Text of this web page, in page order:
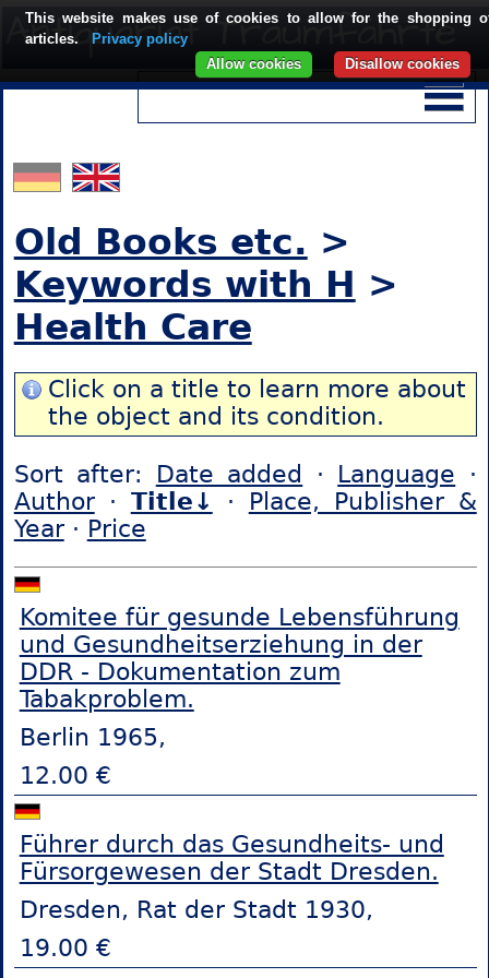
Old Books etc. >
Keywords with H >
Health Care
Click on a title to learn more about
the object and its condition.
Sort after: Date added · Language ·
Author· Title↓ · Place, Publisher &
Year· Price
Komitee für gesunde Lebensführung
und Gesundheitserziehung in der
DDR - Dokumentation zum
Tabakproblem.
Berlin 1965,
12.00 €
Führer durch das Gesundheits- und
Fürsorgewesen der Stadt Dresden.
Dresden, Rat der Stadt 1930,
19.00 €
This website makes use of cookies to allow for the shopping
articles.
Privacy policy
Disallow cookies
Allow cookies